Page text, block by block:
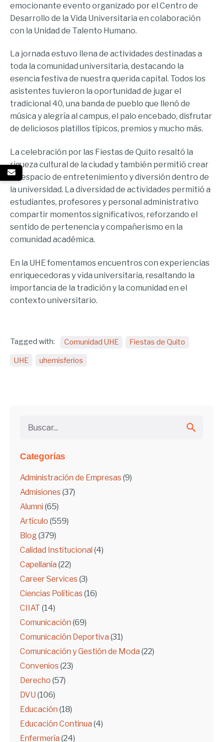
Categorías
Administración de Empresas (9)
Admisiones (37)
Alumni (65)
Artículo (559)
Blog(379)
Calidad Institucional (4)
Capellanía (22)
Career Services (3)
Ciencias Políticas (16)
CIIAT (14)
Comunicación (69)
Comunicación Deportiva (31)
Comunicación y Gestión de Moda (22)
Convenios (23)
Derecho (57)
DVU (106)
Educación (18)
Educación Continua (4)
Enfermería (24)
emocionante evento organizado por el Centro de
Desarrollo de la Vida Universitaria en colaboración
con la Unidad de Talento Humano.
La jornada estuvo llena de actividades destinadas a
toda la comunidad universitaria, destacando la
esencia festiva de nuestra querida capital. Todos los
asistentes tuvieron la oportunidad de jugar el
tradicional 40, una banda de pueblo que llenó de
música y alegría al campus, el palo encebado, disfrutar
de deliciosos platillos típicos, premios y mucho más.
La celebración por las Fiestas de Quito resaltó la
riqueza cultural de la ciudad y también permitió crear
un espacio de entretenimiento y diversión dentro de
la universidad. La diversidad de actividades permitió a
estudiantes, profesores y personal administrativo
compartir momentos significativos, reforzando el
sentido de pertenencia y compañerismo en la
comunidad académica.
En la UHE fomentamos encuentros con experiencias
enriquecedoras y vida universitaria, resaltando la
importancia de la tradición y la comunidad en el
contexto universitario.
Tagged with: Comunidad UHE Fiestas de Quito
UHE uhemisferios